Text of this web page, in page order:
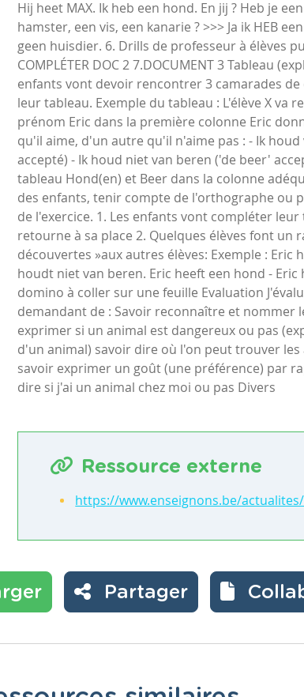
Hij heet MAX. Ik heb een hond. En jij ? Heb je
hamster, een vis, een kanarie ? >>> Ja ik HEB
geen huisdier. 6. Drills de professeur à élèves
COMPLÉTER DOC 2 7.DOCUMENT 3 Tableau
enfants vont devoir rencontrer 3 camarades
leur tableau. Exemple du tableau : L'élève X va
prénom Eric dans la première colonne Eric
qu'il aime, d'un autre qu'il n'aime pas : - Ik
accepté) - Ik houd niet van beren ('de beer'
tableau Hond(en) et Beer dans la colonne
des enfants, tenir compte de l'orthographe ou
de l'exercice. 1. Les enfants vont compléter
retourne à sa place 2. Quelques élèves font un
découvertes »aux autres élèves: Exemple : Eric
houdt niet van beren. Eric heeft een hond - Eric
domino à coller sur une feuille Evaluation
demandant de : Savoir reconnaître et nommer
exprimer si un animal est dangereux ou pas
d'un animal) savoir dire où l'on peut trouver les
savoir exprimer un goût (une préférence) par
dire si j'ai un animal chez moi ou pas Divers
Ressource externe
https://www.enseignons.be/
Partager